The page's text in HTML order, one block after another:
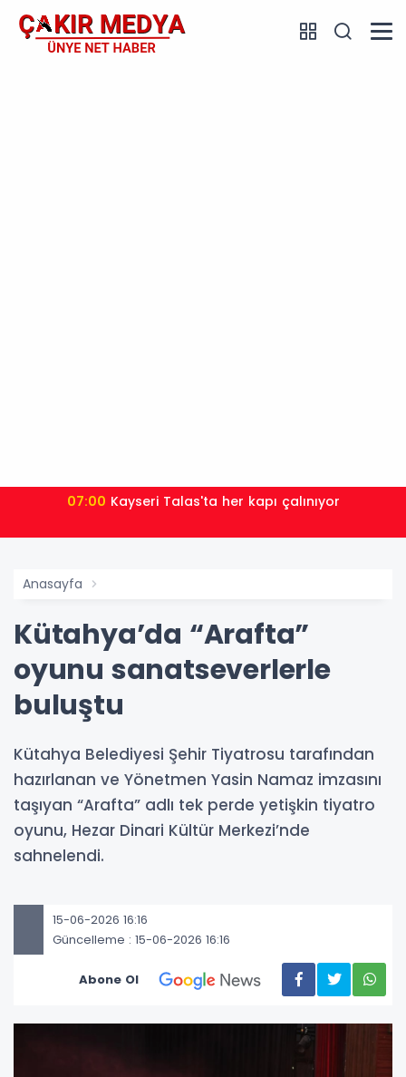
07:00 Kayseri Talas'ta her kapı çalınıyor
Anasayfa
Kütahya’da “Arafta”
oyunu sanatseverlerle
buluştu
Kütahya Belediyesi Şehir Tiyatrosu tarafından
hazırlanan ve Yönetmen Yasin Namaz imzasını
taşıyan “Arafta” adlı tek perde yetişkin tiyatro
oyunu, Hezar Dinari Kültür Merkezi’nde
sahnelendi.
15-06-2026 16:16
Güncelleme : 15-06-2026 16:16
Abone Ol